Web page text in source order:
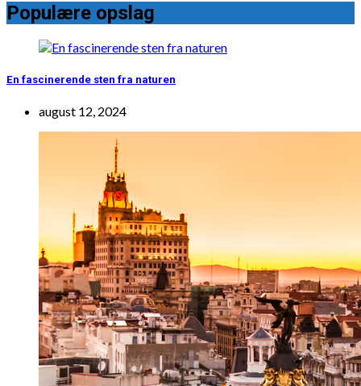
Populære opslag
En fascinerende sten fra naturen
august 12, 2024